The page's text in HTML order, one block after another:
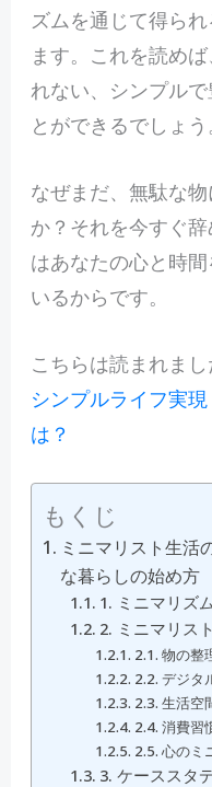
ズムを通じて得ら
ます。これを読め
れない、シンプル
とができるでしょう
なぜまだ、無駄な
か？それを今すぐ
はあなたの心と時
いるからです。
こちらは読まれまし
シンプルライフ実
は？
もくじ
ミニマリスト生活
な暮らしの始め方
1. ミニマリズ
2. ミニマリス
2.1. 物の整
2.2. デジタ
2.3. 生活空
2.4. 消費習
2.5. 心のミ
3. ケーススタ